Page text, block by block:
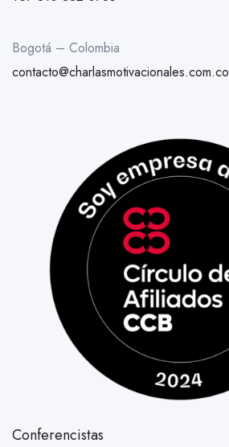
Bogotá – Colombia
contacto@charlasmotivacionales.com.co
Conferencistas